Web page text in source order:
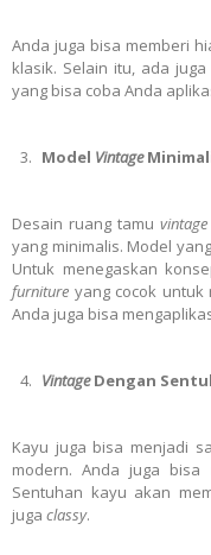
Anda juga bisa memberi
klasik. Selain itu, ada
yang bisa coba Anda
Model Vintage
Desain ruang tamuvintage
yang minimalis. Model
Untuk menegaskan
furniture yang cocok
Anda juga bisa
VintageDengan
Kayu juga bisa menjadi
modern. Anda juga bisa
Sentuhan kayu akan
juga classy.